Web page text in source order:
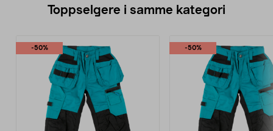
Toppselgere i samme kategori
-50% -50%